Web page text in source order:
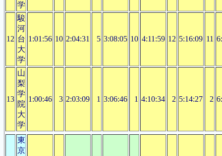
学
12
駿
河
台
大
学
1:01:56 10 2:04:31 5 3:08:05 10 4:11:59 12 5:16:09 11
13
山
梨
学
院
大
学
1:00:46 3 2:03:09 1 3:06:46 1 4:10:34 2 5:14:27 2
東
京